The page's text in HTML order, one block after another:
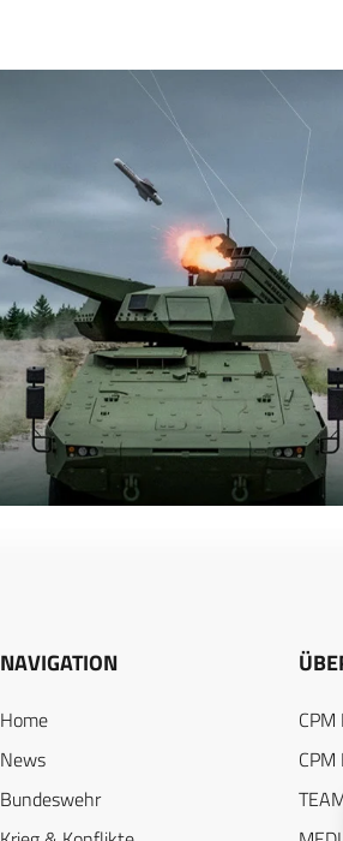
NAVIGATION
Home
News
Bundeswehr
CPM
CPM